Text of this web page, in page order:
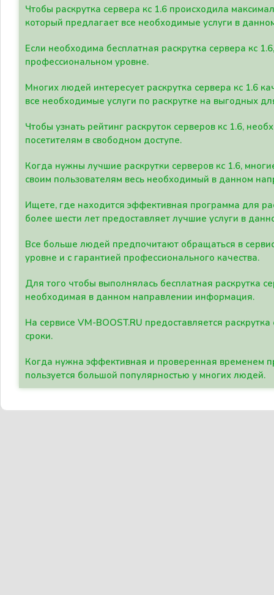
Чтобы раскрутка сервера кс 1.6 происходила
который предлагает все необходимые услуги в
Если необходима бесплатная раскрутка сервера кс
профессиональном уровне.
Многих людей интересует раскрутка сервера кс 1.6
все необходимые услуги по раскрутке на выгодных
Чтобы узнать рейтинг раскруток серверов кс 1.6,
посетителям в свободном доступе.
Когда нужны лучшие раскрутки серверов кс 1.6,
своим пользователям весь необходимый в данном
Ищете, где находится эффективная программа для
более шести лет предоставляет лучшие услуги в
Все больше людей предпочитают обращаться в
уровне и с гарантией профессионального качества.
Для того чтобы выполнялась бесплатная раскрутка
необходимая в данном направлении информация.
На сервисе VM-BOOST.RU предоставляется
сроки.
Когда нужна эффективная и проверенная временем
пользуется большой популярностью у многих людей.